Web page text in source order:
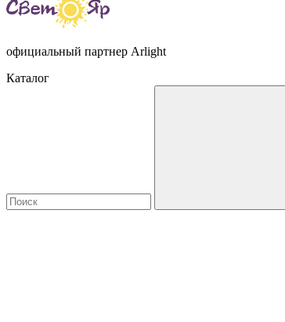
официальный партнер Arlight
Каталог